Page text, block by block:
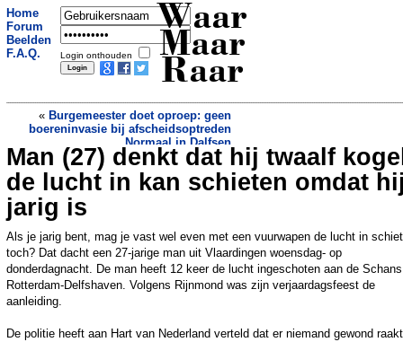
Home
Forum
Beelden
F.A.Q.
Login onthouden
Waar
Maar
Raar
« Burgemeester doet oproep: geen
boereninvasie bij afscheidsoptreden
Normaal in Dalfsen
Miljoenenbesparing: zorg geschrapt
waarvoor hard bewijs ontbreekt»
Man (27) denkt dat hij twaalf
de lucht in kan schieten omdat
jarig is
Als je jarig bent, mag je vast wel even met een vuurwapen de lucht in
toch? Dat dacht een 27-jarige man uit Vlaardingen woensdag- op
donderdagnacht. De man heeft 12 keer de lucht ingeschoten aan de
Rotterdam-Delfshaven. Volgens Rijnmond was zijn verjaardagsfeest de
aanleiding.
De politie heeft aan Hart van Nederland verteld dat er niemand gewond